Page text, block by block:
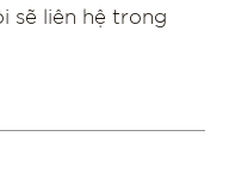
sẽ liên hệ trong